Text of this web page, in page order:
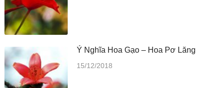
Ý Nghĩa Hoa Gạo – Hoa Pơ Lăng
15/12/2018